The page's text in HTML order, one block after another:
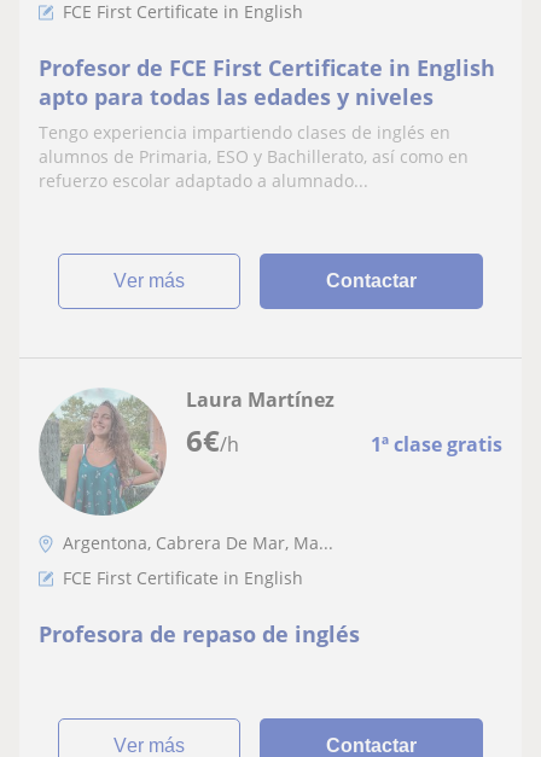
FCE First Certificate in English
Profesor de FCE First Certificate in English
apto para todas las edades y niveles
Tengo experiencia impartiendo clases de inglés en
alumnos de Primaria, ESO y Bachillerato, así como en
refuerzo escolar adaptado a alumnado...
ver más Contactar
6€/h 1ª clase gratis
Laura Martínez
Argentona, Cabrera De Mar, Ma...
FCE First Certificate in English
Profesora de repaso de inglés
ver más Contactar